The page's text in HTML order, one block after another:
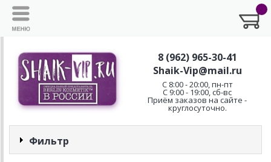
8 (962) 965-30-41
Shaik-Vip@mail.ru
C 8:00 - 20:00, пн-пт
С 9:00 - 19:00, сб-вс
Приём заказов на сайте -
круглосуточно.
Фильтр